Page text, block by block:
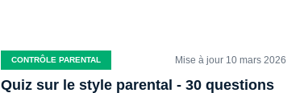
CONTRÔLE PARENTAL Mise à jour 10 mars 2026
Quiz sur le style parental - 30 questions